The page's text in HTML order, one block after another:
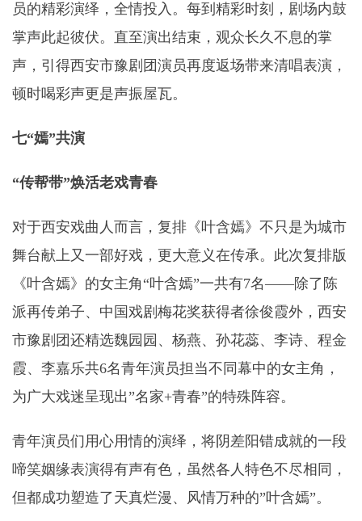
员的精彩演绎，全情投入。每到精彩时刻，剧场内鼓
掌声此起彼伏。直至演出结束，观众长久不息的掌
声，引得西安市豫剧团演员再度返场带来清唱表演，
顿时喝彩声更是声振屋瓦。
七“嫣”共演
“传帮带”焕活老戏青春
对于西安戏曲人而言，复排《叶含嫣》不只是为城市
舞台献上又一部好戏，更大意义在传承。此次复排版
《叶含嫣》的女主角“叶含嫣”一共有7名——除了陈
派再传弟子、中国戏剧梅花奖获得者徐俊霞外，西安
市豫剧团还精选魏园园、杨燕、孙花蕊、李诗、程金
霞、李嘉乐共6名青年演员担当不同幕中的女主角，
为广大戏迷呈现出”名家+青春”的特殊阵容。
青年演员们用心用情的演绎，将阴差阳错成就的一段
啼笑姻缘表演得有声有色，虽然各人特色不尽相同，
但都成功塑造了天真烂漫、风情万种的”叶含嫣”。